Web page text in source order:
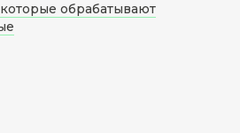
обрабатывают